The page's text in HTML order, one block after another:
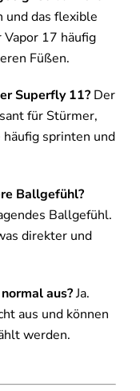
und das flexible
17 häufig
Füßen.
Superfly 11? Der
für Stürmer,
sprinten und
Ballgefühl?
Ballgefühl.
direkter und
aus?Ja.
aus und können
werden.